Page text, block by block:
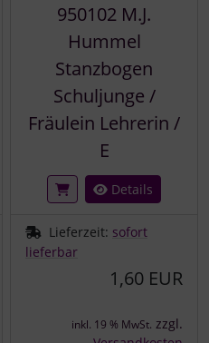
950102 M.J.
Hummel
Stanzbogen
Schuljunge /
Fräulein Lehrerin /
E
Details
Lieferzeit: sofort
lieferbar
1,60 EUR
inkl. 19 % MwSt. zzgl.